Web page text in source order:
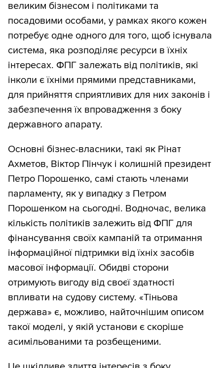
великим бізнесом і політиками та
посадовими особами, у рамках якого кожен
потребує одне одного для того, щоб існувала
система, яка розподіляє ресурси в їхніх
інтересах. ФПГ залежать від політиків, які
інколи є їхніми прямими представниками,
для прийняття сприятливих для них законів і
забезпечення їх впровадження з боку
державного апарату.
Основні бізнес-власники, такі як Рінат
Ахметов, Віктор Пінчук і колишній президент
Петро Порошенко, самі стають членами
парламенту, як у випадку з Петром
Порошенком на сьогодні. Водночас, велика
кількість політиків залежить від ФПГ для
фінансування своїх кампаній та отримання
інформаційної підтримки від їхніх засобів
масової інформації. Обидві сторони
отримують вигоду від своєї здатності
впливати на судову систему. «Тіньова
держава» є, можливо, найточнішим описом
такої моделі, у якій установи є скоріше
асимільованими та розбещеними.